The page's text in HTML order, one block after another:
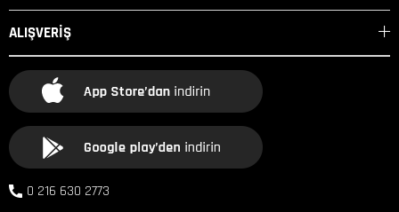
ALIŞVERİŞ
0 216 630 2773